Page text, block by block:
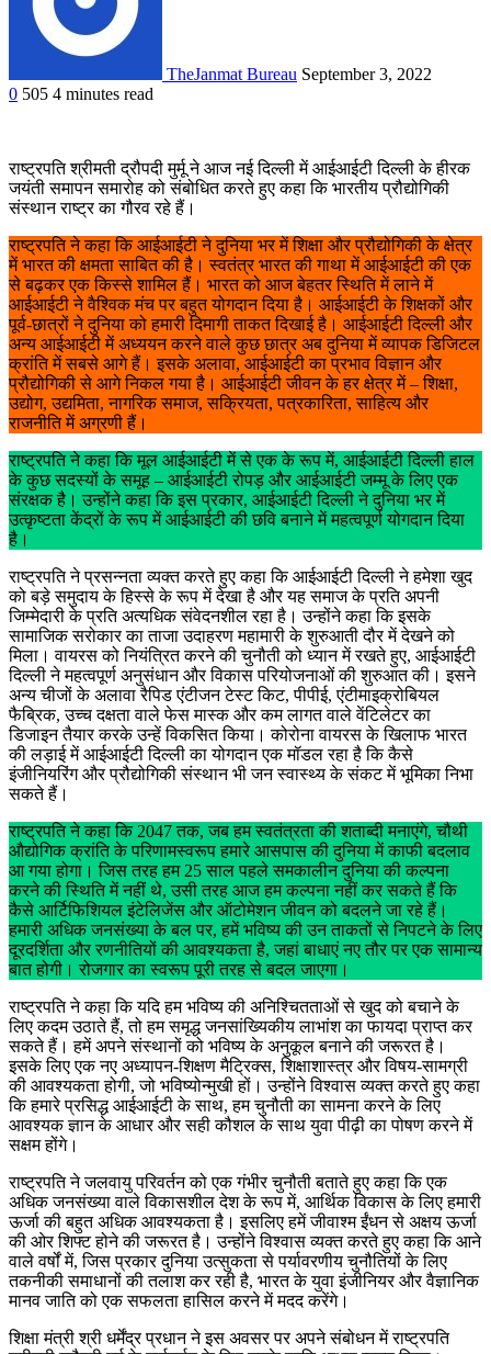
TheJanmat Bureau September 3, 2022
0 505 4 minutes read
राष्ट्रपति श्रीमती द्रौपदी मुर्मू ने आज नई दिल्ली में आईआईटी दिल्ली के हीरक
जयंती समापन समारोह को संबोधित करते हुए कहा कि भारतीय प्रौद्योगिकी
संस्थान राष्ट्र का गौरव रहे हैं।
राष्ट्रपति ने कहा कि आईआईटी ने दुनिया भर में शिक्षा और प्रौद्योगिकी के क्षेत्र
में भारत की क्षमता साबित की है। स्वतंत्र भारत की गाथा में आईआईटी की एक
से बढ़कर एक किस्से शामिल हैं। भारत को आज बेहतर स्थिति में लाने में
आईआईटी ने वैश्विक मंच पर बहुत योगदान दिया है। आईआईटी के शिक्षकों और
पूर्व-छात्रों ने दुनिया को हमारी दिमागी ताकत दिखाई है। आईआईटी दिल्ली और
अन्य आईआईटी में अध्ययन करने वाले कुछ छात्र अब दुनिया में व्यापक डिजिटल
क्रांति में सबसे आगे हैं। इसके अलावा, आईआईटी का प्रभाव विज्ञान और
प्रौद्योगिकी से आगे निकल गया है। आईआईटी जीवन के हर क्षेत्र में – शिक्षा,
उद्योग, उद्यमिता, नागरिक समाज, सक्रियता, पत्रकारिता, साहित्य और
राजनीति में अग्रणी हैं।
राष्ट्रपति ने कहा कि मूल आईआईटी में से एक के रूप में, आईआईटी दिल्ली हाल
के कुछ सदस्यों के समूह – आईआईटी रोपड़ और आईआईटी जम्मू के लिए एक
संरक्षक है। उन्होंने कहा कि इस प्रकार, आईआईटी दिल्ली ने दुनिया भर में
उत्कृष्टता केंद्रों के रूप में आईआईटी की छवि बनाने में महत्वपूर्ण योगदान दिया
है।
राष्ट्रपति ने प्रसन्नता व्यक्त करते हुए कहा कि आईआईटी दिल्ली ने हमेशा खुद
को बड़े समुदाय के हिस्से के रूप में देखा है और यह समाज के प्रति अपनी
जिम्मेदारी के प्रति अत्यधिक संवेदनशील रहा है। उन्होंने कहा कि इसके
सामाजिक सरोकार का ताजा उदाहरण महामारी के शुरुआती दौर में देखने को
मिला। वायरस को नियंत्रित करने की चुनौती को ध्यान में रखते हुए, आईआईटी
दिल्ली ने महत्वपूर्ण अनुसंधान और विकास परियोजनाओं की शुरुआत की। इसने
अन्य चीजों के अलावा रैपिड एंटीजन टेस्ट किट, पीपीई, एंटीमाइक्रोबियल
फैब्रिक, उच्च दक्षता वाले फेस मास्क और कम लागत वाले वेंटिलेटर का
डिजाइन तैयार करके उन्हें विकसित किया। कोरोना वायरस के खिलाफ भारत
की लड़ाई में आईआईटी दिल्ली का योगदान एक मॉडल रहा है कि कैसे
इंजीनियरिंग और प्रौद्योगिकी संस्थान भी जन स्वास्थ्य के संकट में भूमिका निभा
सकते हैं।
राष्ट्रपति ने कहा कि 2047 तक, जब हम स्वतंत्रता की शताब्दी मनाएंगे, चौथी
औद्योगिक क्रांति के परिणामस्वरूप हमारे आसपास की दुनिया में काफी बदलाव
आ गया होगा। जिस तरह हम 25 साल पहले समकालीन दुनिया की कल्पना
करने की स्थिति में नहीं थे, उसी तरह आज हम कल्पना नहीं कर सकते हैं कि
कैसे आर्टिफिशियल इंटेलिजेंस और ऑटोमेशन जीवन को बदलने जा रहे हैं।
हमारी अधिक जनसंख्या के बल पर, हमें भविष्य की उन ताकतों से निपटने के लिए
दूरदर्शिता और रणनीतियों की आवश्यकता है, जहां बाधाएं नए तौर पर एक सामान्य
बात होगी। रोजगार का स्वरूप पूरी तरह से बदल जाएगा।
राष्ट्रपति ने कहा कि यदि हम भविष्य की अनिश्चितताओं से खुद को बचाने के
लिए कदम उठाते हैं, तो हम समृद्ध जनसांख्यिकीय लाभांश का फायदा प्राप्त कर
सकते हैं। हमें अपने संस्थानों को भविष्य के अनुकूल बनाने की जरूरत है।
इसके लिए एक नए अध्यापन-शिक्षण मैट्रिक्स, शिक्षाशास्त्र और विषय-सामग्री
की आवश्यकता होगी, जो भविष्योन्मुखी हों। उन्होंने विश्वास व्यक्त करते हुए कहा
कि हमारे प्रसिद्ध आईआईटी के साथ, हम चुनौती का सामना करने के लिए
आवश्यक ज्ञान के आधार और सही कौशल के साथ युवा पीढ़ी का पोषण करने में
सक्षम होंगे।
राष्ट्रपति ने जलवायु परिवर्तन को एक गंभीर चुनौती बताते हुए कहा कि एक
अधिक जनसंख्या वाले विकासशील देश के रूप में, आर्थिक विकास के लिए हमारी
ऊर्जा की बहुत अधिक आवश्यकता है। इसलिए हमें जीवाश्म ईंधन से अक्षय ऊर्जा
की ओर शिफ्ट होने की जरूरत है। उन्होंने विश्वास व्यक्त करते हुए कहा कि आने
वाले वर्षों में, जिस प्रकार दुनिया उत्सुकता से पर्यावरणीय चुनौतियों के लिए
तकनीकी समाधानों की तलाश कर रही है, भारत के युवा इंजीनियर और वैज्ञानिक
मानव जाति को एक सफलता हासिल करने में मदद करेंगे।
शिक्षा मंत्री श्री धर्मेंद्र प्रधान ने इस अवसर पर अपने संबोधन में राष्ट्रपति